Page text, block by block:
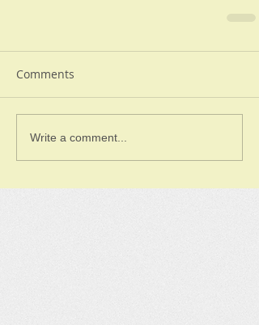
Comments
Write a comment...